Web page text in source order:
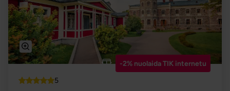
-2% nuolaida TIK internetu
5